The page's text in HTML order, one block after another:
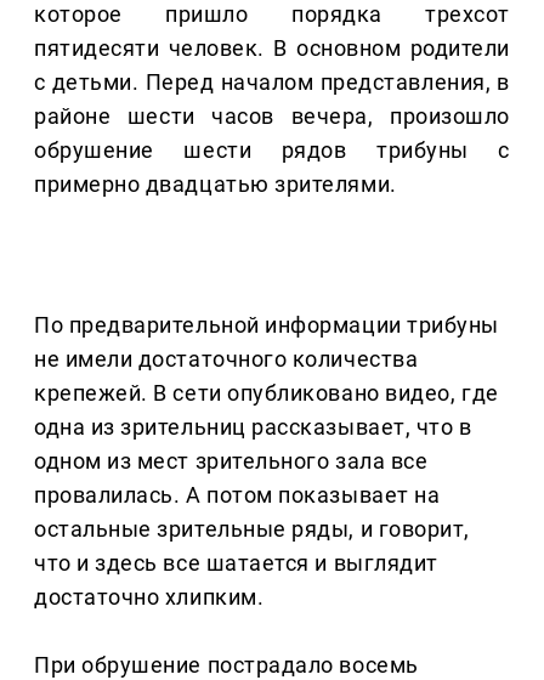
которое пришло порядка трехсот
пятидесяти человек. В основном родители
с детьми. Перед началом представления, в
районе шести часов вечера, произошло
обрушение шести рядов трибуны с
примерно двадцатью зрителями.
По предварительной информации трибуны
не имели достаточного количества
крепежей. В сети опубликовано видео, где
одна из зрительниц рассказывает, что в
одном из мест зрительного зала все
провалилась. А потом показывает на
остальные зрительные ряды, и говорит,
что и здесь все шатается и выглядит
достаточно хлипким.
При обрушение пострадало восемь